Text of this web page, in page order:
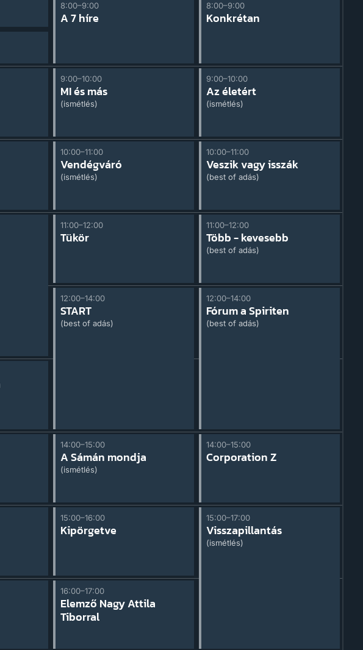
8:00–9:00
A 7 híre
9:00–10:00
MI és más
(ismétlés)
10:00–11:00
Vendégváró
(ismétlés)
11:00–12:00
Tükör
12:00–14:00
START
(best of adás)
14:00–15:00
A Sámán mondja
(ismétlés)
15:00–16:00
Kipörgetve
16:00–17:00
Elemző Nagy Attila
Tiborral
8:00–9:00
Konkrétan
9:00–10:00
Az életért
(ismétlés)
10:00–11:00
Veszik vagy isszák
(best of adás)
11:00–12:00
Több - kevesebb
(best of adás)
12:00–14:00
Fórum a Spiriten
(best of adás)
14:00–15:00
Corporation Z
15:00–17:00
Visszapillantás
(ismétlés)